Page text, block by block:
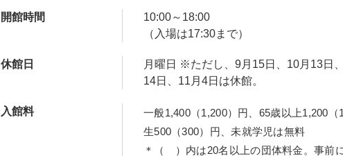
開館時間
10:00～18:00
（入場は17:30まで）
休館日
月曜日 ※ただし、9月15日、10月13日
14日、11月4日は休館。
入館料
一般1,400（1,200）円、65歳以上1,200
生500（300）円、未就学児は無料
＊（ ）内は20名以上の団体料金。事前